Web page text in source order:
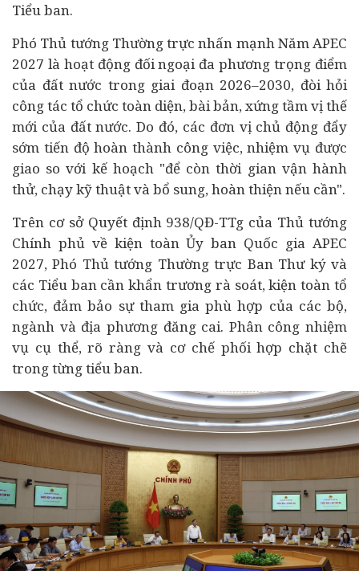
Tiểu ban.
Phó Thủ tướng Thường trực nhấn mạnh Năm APEC
2027 là hoạt động đối ngoại đa phương trọng điểm
của đất nước trong giai đoạn 2026–2030, đòi hỏi
công tác tổ chức toàn diện, bài bản, xứng tầm vị thế
mới của đất nước. Do đó, các đơn vị chủ động đẩy
sớm tiến độ hoàn thành công việc, nhiệm vụ được
giao so với kế hoạch "để còn thời gian vận hành
thử, chạy kỹ thuật và bổ sung, hoàn thiện nếu cần".
Trên cơ sở Quyết định 938/QĐ-TTg của Thủ tướng
Chính phủ về kiện toàn Ủy ban Quốc gia APEC
2027, Phó Thủ tướng Thường trực Ban Thư ký và
các Tiểu ban cần khẩn trương rà soát, kiện toàn tổ
chức, đảm bảo sự tham gia phù hợp của các bộ,
ngành và địa phương đăng cai. Phân công nhiệm
vụ cụ thể, rõ ràng và cơ chế phối hợp chặt chẽ
trong từng tiểu ban.